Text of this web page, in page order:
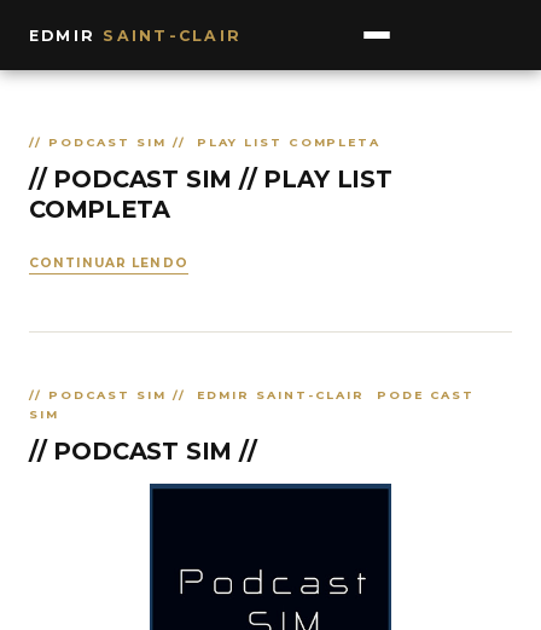
EDMIR SAINT-CLAIR
// PODCAST SIM // PLAY LIST COMPLETA
// PODCAST SIM // PLAY LIST
COMPLETA
CONTINUAR LENDO
// PODCAST SIM // EDMIR SAINT-CLAIR PODE CAST
SIM
// PODCAST SIM //